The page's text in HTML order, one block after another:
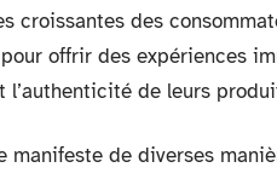
croissantes des
offrir des expériences
l’authenticité de leurs
manifeste de diverses